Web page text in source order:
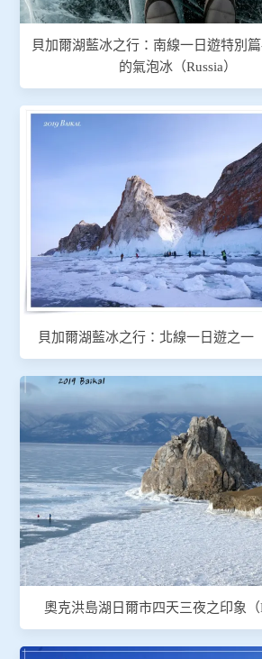
貝加爾湖藍冰之行：南線一日遊特別
的氣泡冰（Russia）
貝加爾湖藍冰之行：北線一日遊之一（
奧克洪島湖日爾市四天三夜之印象（